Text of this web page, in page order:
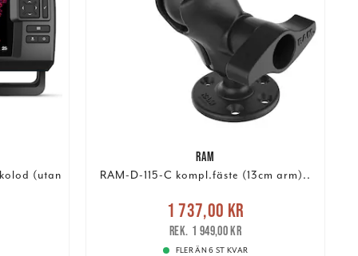
(utan
RAM
RAM-D-115-C kompl.fäste (13cm arm)..
Nuvarande pris
1 737,00 krTidigare pris
1 949,00 kr
1 737,00 kr
1 949,00 kr
FLER ÄN 6 ST KVAR